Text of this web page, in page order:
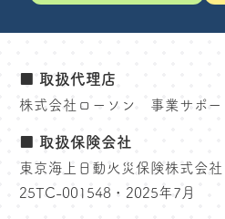
■ 取扱代理店
株式会社ローソン 事業サポ
■ 取扱保険会社
東京海上日動火災保険株式会社
25TC-001548・2025年7月